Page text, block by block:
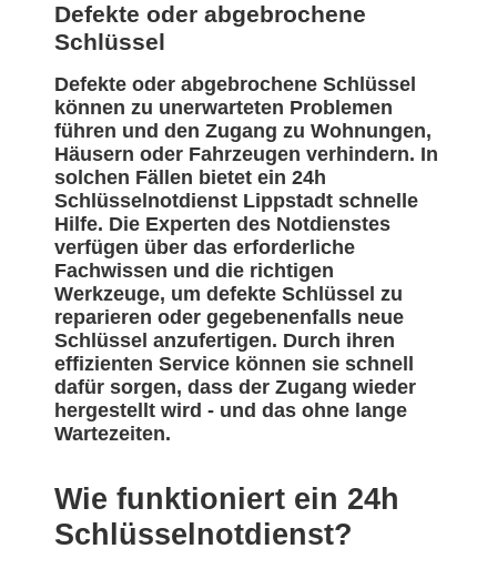
Defekte oder abgebrochene
Schlüssel
Defekte oder abgebrochene Schlüssel
können zu unerwarteten Problemen
führen und den Zugang zu Wohnungen,
Häusern oder Fahrzeugen verhindern. In
solchen Fällen bietet ein 24h
Schlüsselnotdienst Lippstadt schnelle
Hilfe. Die Experten des Notdienstes
verfügen über das erforderliche
Fachwissen und die richtigen
Werkzeuge, um defekte Schlüssel zu
reparieren oder gegebenenfalls neue
Schlüssel anzufertigen. Durch ihren
effizienten Service können sie schnell
dafür sorgen, dass der Zugang wieder
hergestellt wird - und das ohne lange
Wartezeiten.
Wie funktioniert ein 24h
Schlüsselnotdienst?